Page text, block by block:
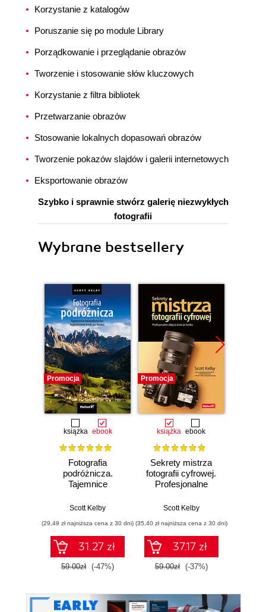
Korzystanie z katalogów
Poruszanie się po module Library
Porządkowanie i przeglądanie obrazów
Tworzenie i stosowanie słów kluczowych
Korzystanie z filtra bibliotek
Przetwarzanie obrazów
Stosowanie lokalnych dopasowań obrazów
Tworzenie pokazów slajdów i galerii internetowych
Eksportowanie obrazów
Szybko i sprawnie stwórz galerię niezwykłych
fotografii
Wybrane bestsellery
Promocja
książka ebook
Fotografia
podróżnicza.
Tajemnice
wyjaśnione krok po
Scott Kelby
(29,49 zł najniższa cena z 30 dni)
31.27 zł
59.00zł (-47%)
Promocja
książka ebook
Sekrety mistrza
fotografii cyfrowej.
Profesjonalne
kroku
Scott Kelby
(35,40 zł najniższa cena z 30 dni)
37.17 zł
59.00zł (-37%)